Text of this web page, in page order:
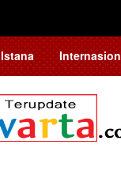
Istana